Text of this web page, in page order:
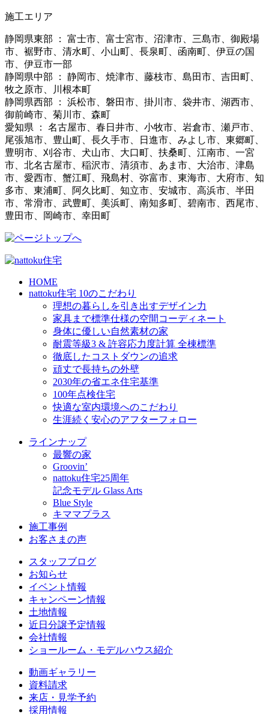
施工エリア
静岡県東部 ： 富士市、富士宮市、沼津市、三島市、御殿場
市、裾野市、清水町、小山町、長泉町、函南町、伊豆の国
市、伊豆市一部
静岡県中部 ： 静岡市、焼津市、藤枝市、島田市、吉田町、
牧之原市、川根本町
静岡県西部 ： 浜松市、磐田市、掛川市、袋井市、湖西市、
御前崎市、菊川市、森町
愛知県 ： 名古屋市、春日井市、小牧市、岩倉市、瀬戸市、
尾張旭市、豊山町、長久手市、日進市、みよし市、東郷町、
豊明市、刈谷市、犬山市、大口町、扶桑町、江南市、一宮
市、北名古屋市、稲沢市、清須市、あま市、大治市、津島
市、愛西市、蟹江町、飛島村、弥富市、東海市、大府市、知
多市、東浦町、阿久比町、知立市、安城市、高浜市、半田
市、常滑市、武豊町、美浜町、南知多町、碧南市、西尾市、
豊田市、岡崎市、幸田町
HOME
nattoku住宅 10のこだわり
理想の暮らしを引き出すデザイン力
家具まで標準仕様の空間コーディネート
身体に優しい自然素材の家
耐震等級3 & 許容応力度計算 全棟標準
徹底したコストダウンの追求
頑丈で長持ちの外壁
2030年の省エネ住宅基準
100年点検住宅
快適な室内環境へのこだわり
生涯続く安心のアフターフォロー
ラインナップ
最響の家
Groovin’
nattoku住宅25周年
記念モデル Glass Arts
Blue Style
キママプラス
施工事例
お客さまの声
スタッフブログ
お知らせ
イベント情報
キャンペーン情報
土地情報
近日分譲予定情報
会社情報
ショールーム・モデルハウス紹介
動画ギャラリー
資料請求
来店・見学予約
採用情報